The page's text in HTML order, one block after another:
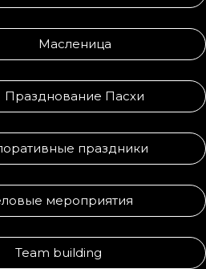
Масленица
Празднование Пасхи
праздники
мероприятия
Team building